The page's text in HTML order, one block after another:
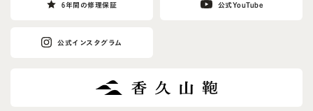
6年間の修理保証 公式YouTube
公式インスタグラム